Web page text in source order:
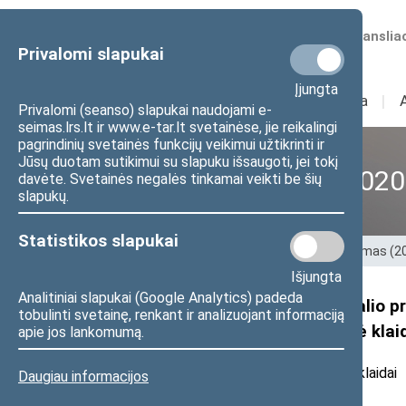
Privalomi slapukai
Įjungta
Privalomi (seanso) slapukai naudojami e-
seimas.lrs.lt ir www.e-tar.lt svetainėse, jie reikalingi
pagrindinių svetainės funkcijų veikimui užtikrinti ir
Jūsų duotam sutikimui su slapuku išsaugoti, jei tokį
davėte. Svetainės negalės tinkamai veikti be šių
slapukų.
Statistikos slapukai
Išjungta
Analitiniai slapukai (Google Analytics) padeda
tobulinti svetainę, renkant ir analizuojant informaciją
apie jos lankomumą.
Daugiau informacijos
Numatomos
Sudėtis Veikla I
XII Seimas
Pradžia>Ankstesnės kadencijos > XII Seimas
Seimo nario Audroniaus Ažubalio
veiksmus Ukrainoje yra politinė
2017 m. vasario 3 d. pranešimas žiniasklaidai